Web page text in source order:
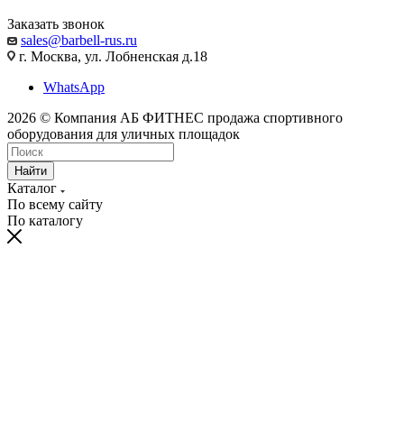
Заказать звонок
sales@barbell-rus.ru
г. Москва, ул. Лобненская д.18
WhatsApp
2026 © Компания АБ ФИТНЕС продажа спортивного
оборудования для уличных площадок
Найти
Каталог
По всему сайту
По каталогу